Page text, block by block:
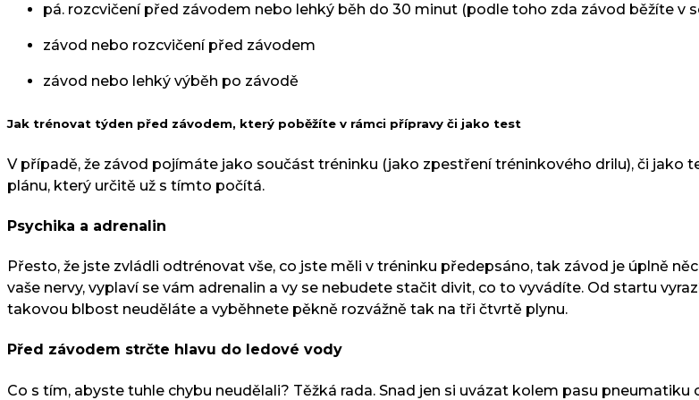
pá. rozcvičení před závodem nebo lehký běh do 30 minut (podle toho zda závod běžíte v
závod nebo rozcvičení před závodem
závod nebo lehký výběh po závodě
Jak trénovat týden před závodem, který poběžíte v rámci přípravy či jako test
V případě, že závod pojímáte jako součást tréninku (jako zpestření tréninkového drilu), či
plánu, který určitě už s tímto počítá.
Psychika a adrenalin
Přesto, že jste zvládli odtrénovat vše, co jste měli v tréninku předepsáno, tak závod je úplně
vaše nervy, vyplaví se vám adrenalin a vy se nebudete stačit divit, co to vyvádíte. Od startu
takovou blbost neuděláte a vyběhnete pěkně rozvážně tak na tři čtvrtě plynu.
Před závodem strčte hlavu do ledové vody
Co s tím, abyste tuhle chybu neudělali? Těžká rada. Snad jen si uvázat kolem pasu